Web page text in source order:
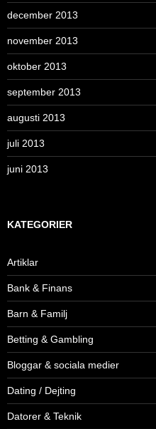
december 2013
november 2013
oktober 2013
september 2013
augusti 2013
juli 2013
juni 2013
KATEGORIER
Artiklar
Bank & Finans
Barn & Familj
Betting & Gambling
Bloggar & sociala medier
Dating / Dejting
Datorer & Teknik